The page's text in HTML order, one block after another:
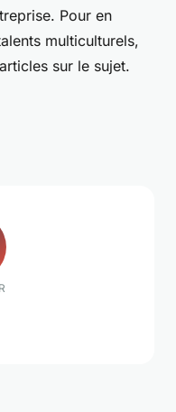
Pour en
multiculturels,
sur le sujet.